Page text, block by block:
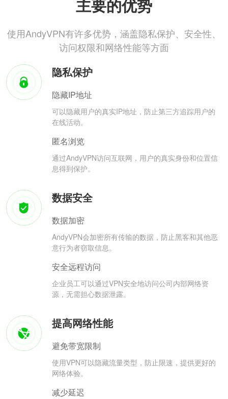
主要的优势
使用AndyVPN有许多优势，涵盖隐私保护、安全性、
访问权限和网络性能等方面
隐私保护
隐藏IP地址
可以隐藏用户的真实IP地址，防止第三方追踪用户的
在线活动。
匿名浏览
通过AndyVPN访问互联网，用户的真实身份和位置信
息得到保护。
数据安全
数据加密
AndyVPN会加密所有传输的数据，防止黑客和其他恶
意行为者窃取信息。
安全远程访问
企业员工可以通过VPN安全地访问公司内部网络资
源，无需担心数据泄露。
提高网络性能
避免带宽限制
使用VPN可以隐藏流量类型，防止限速，提供更好的
网络体验。
减少延迟